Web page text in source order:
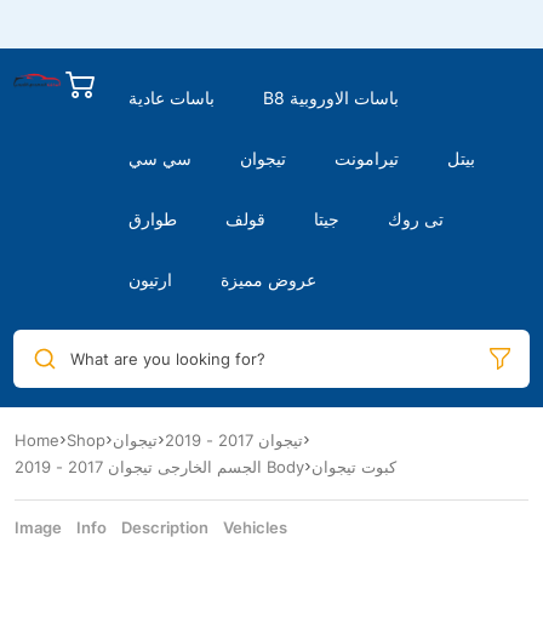
باسات عادية B8 باسات الاوروبية
سي سي تيجوان تيرامونت بيتل
طوارق قولف جيتا تى روك
ارتيون عروض مميزة
What are you looking for?
Home Shop تيجوان
تيجوان 2017 - 2019
الجسم الخارجى تيجوان 2017 - 2019 Body كبوت تيجوان
Image Info Description Vehicles